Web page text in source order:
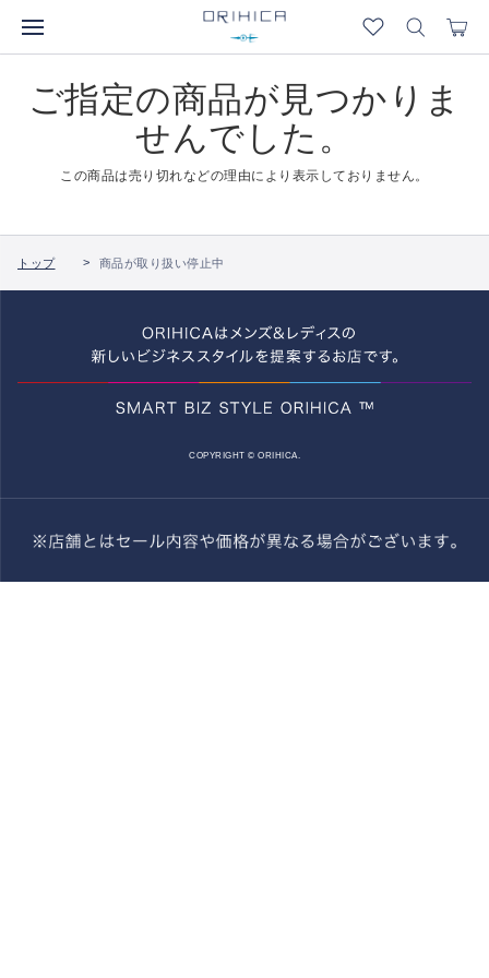
ご指定の商品が見つかりま
せんでした。
この商品は売り切れなどの理由により表示しておりません。
トップ 商品が取り扱い停止中
COPYRIGHT © ORIHICA.